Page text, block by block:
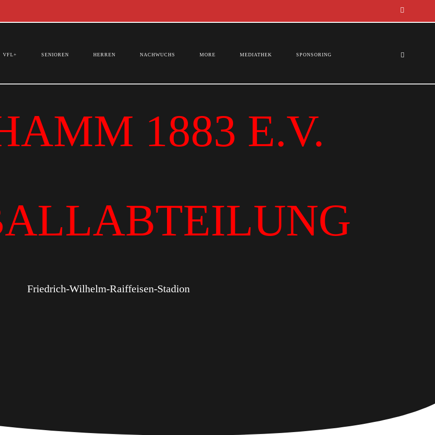
VFL+ SENIOREN HERREN NACHWUCHS MORE MEDIATHEK SPONSORING
1883 E.V.
Friedrich-Wilhelm-Raiffeisen-Stadion